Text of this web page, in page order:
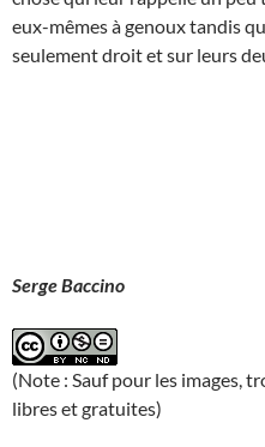
eux-mêmes à genoux tandis
seulement droit et sur leurs
Serge Baccino
(Note : Sauf pour les images,
libres et gratuites)